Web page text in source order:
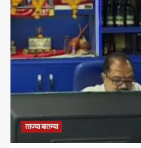
ताज्या बातम्या